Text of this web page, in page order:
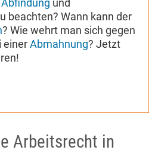
Abfindung und
beachten? Wann kann der
? Wie wehrt man sich gegen
einerAbmahnung? Jetzt
Arbeitsrecht in